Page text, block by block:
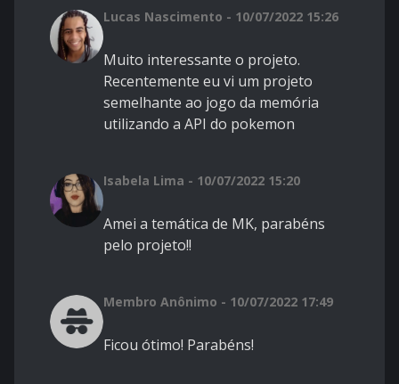
Lucas Nascimento - 10/07/2022 15:26
Muito interessante o projeto.
Recentemente eu vi um projeto
semelhante ao jogo da memória
utilizando a API do pokemon
Isabela Lima - 10/07/2022 15:20
Amei a temática de MK, parabéns
pelo projeto!!
Membro Anônimo - 10/07/2022 17:49
Ficou ótimo! Parabéns!